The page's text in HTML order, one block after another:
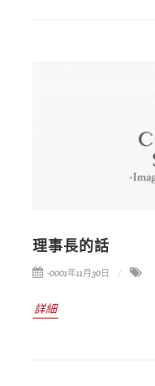
理事長的話
-0001年11月30日
詳細